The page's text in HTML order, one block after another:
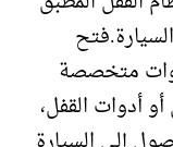
متخصصة
أدوات القفل،